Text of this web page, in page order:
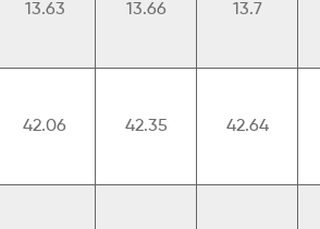
13.63 13.66 13.7
42.06 42.35 42.64